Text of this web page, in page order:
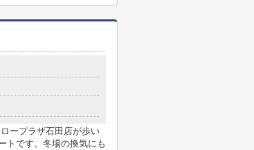
ープラザ石田店が歩い
トです。冬場の換気にも